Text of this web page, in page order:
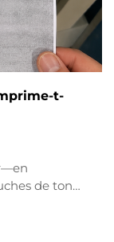
t-
de toner